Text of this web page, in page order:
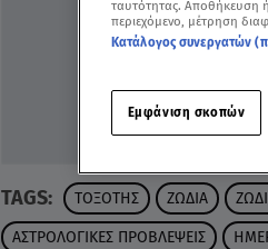
TAGS: ΤΟΞΟΤΗΣ ΖΩΔΙΑ
ΑΣΤΡΟΛΟΓΙΚΕΣ ΠΡΟΒΛΕΨΕΙΣ
ταυτότητας. Αποθήκευση
περιεχόμενο, μέτρηση
Κατάλογος συνεργατών
Εμφάνιση σκοπών